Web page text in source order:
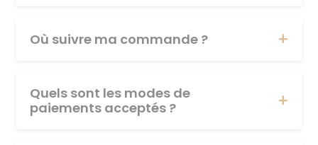
Où suivre ma commande ?
Quels sont les modes de
paiements acceptés ?